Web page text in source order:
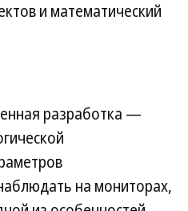
и математический
разработка —
на мониторах,